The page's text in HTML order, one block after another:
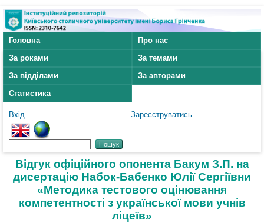
Головна
Про нас
За роками
За темами
За відділами
За авторами
Статистика
Вхід Зареєструватись
Відгук офіційного опонента Бакум З.П. на
дисертацію Набок-Бабенко Юлії Сергіївни
«Методика тестового оцінювання
компетентності з української мови учнів
ліцеїв»